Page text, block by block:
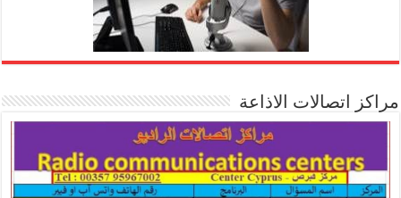
مراكز اتصالات الاذاعة